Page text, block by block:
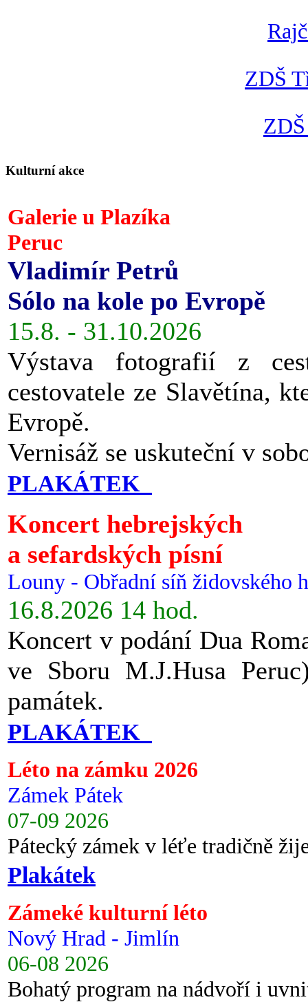
ZDŠ
Kulturní akce
Galerie u Plazíka
Peruc
Vladimír Petrů
Sólo na kole po Evropě
15.8. - 31.10.2026
Výstava fotografií z
cestovatele ze Slavětína,
Evropě.
Vernisáž se uskuteční v
PLAKÁTEK
Koncert hebrejských
a sefardských písní
Louny - Obřadní síň židovského
16.8.2026 14 hod.
Koncert v podání Dua
ve Sboru M.J.Husa
památek.
PLAKÁTEK
Léto na zámku 2026
Zámek Pátek
07-09 2026
Pátecký zámek v léťe tradičně
Plakátek
Zámeké kulturní léto
Nový Hrad - Jimlín
06-08 2026
Bohatý program na nádvoří i